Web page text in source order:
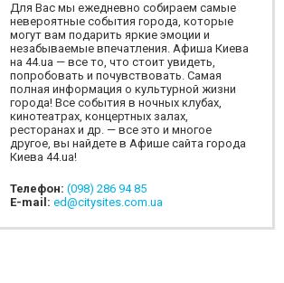
Для Вас мы ежедневно собираем самые
невероятные события города, которые
могут вам подарить яркие эмоции и
незабываемые впечатления. Афиша Киева
на 44.ua — все то, что стоит увидеть,
попробовать и почувствовать. Самая
полная информация о культурной жизни
города! Все события в ночных клубах,
кинотеатрах, концертных залах,
ресторанах и др. — все это и многое
другое, вы найдете в Афише сайта города
Киева 44.ua!
Телефон: (098) 286 94 85
E-mail: ed@citysites.com.ua